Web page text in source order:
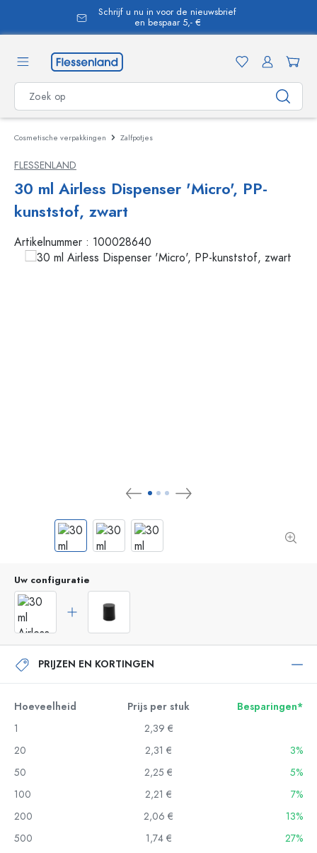
Schrijf u nu in voor de nieuwsbrief
en bespaar 5,- €
Cosmetische verpakkingen Zalfpotjes
FLESSENLAND
30 ml Airless Dispenser 'Micro', PP-
kunststof, zwart
Artikelnummer : 100028640
Uw configuratie
PRIJZEN EN KORTINGEN
Hoeveelheid Prijs per stuk
Besparingen*
1
2,39 €
20
2,31 €
3%
50
2,25 €
5%
100
2,21 €
7%
200
2,06 €
13%
500
1,74 €
27%